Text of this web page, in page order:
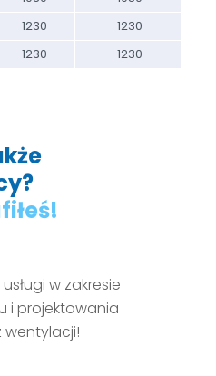
1230
1230
1230 1230
w zakresie
i projektowania
wentylacji!